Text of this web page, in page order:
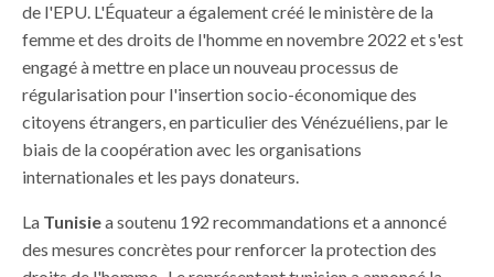
de l'EPU. L'Équateur a également créé le ministère de la
femme et des droits de l'homme en novembre 2022 et s'est
engagé à mettre en place un nouveau processus de
régularisation pour l'insertion socio-économique des
citoyens étrangers, en particulier des Vénézuéliens, par le
biais de la coopération avec les organisations
internationales et les pays donateurs.
La Tunisiea soutenu 192 recommandations et a annoncé
des mesures concrètes pour renforcer la protection des